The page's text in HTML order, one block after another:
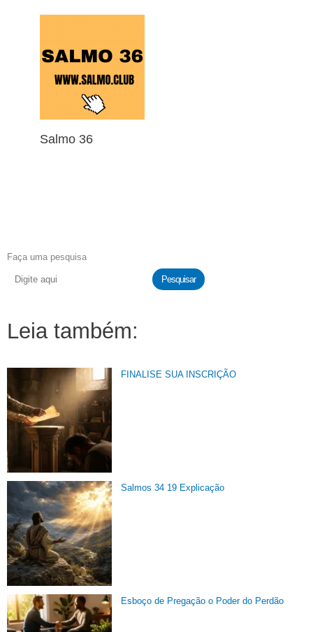
Salmo 36
Faça uma pesquisa
Pesquisar
Leia também:
FINALISE SUA INSCRIÇÃO
Salmos 34 19 Explicação
Esboço de Pregação o Poder do Perdão